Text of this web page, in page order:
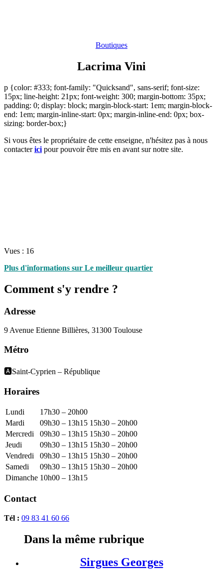
Boutiques
Lacrima Vini
p {color: #333; font-family: "Quicksand", sans-serif; font-size:
15px; line-height: 21px; font-weight: 300; margin-bottom: 35px;
padding: 0; display: block; margin-block-start: 1em; margin-block-
end: 1em; margin-inline-start: 0px; margin-inline-end: 0px; box-
sizing: border-box;}
Si vous êtes le propriétaire de cette enseigne, n'hésitez pas à nous
contacterici pour pouvoir être mis en avant sur notre site.
Vues : 16
Plus d'informations sur Le meilleur quartier
Comment s'y rendre ?
Adresse
9 Avenue Etienne Billières, 31300 Toulouse
Métro
🅰️Saint-Cyprien – République
Horaires
Lundi
17h30 – 20h00
Mardi
09h30 – 13h15 15h30 – 20h00
Mercredi
09h30 – 13h15 15h30 – 20h00
Jeudi
09h30 – 13h15 15h30 – 20h00
Vendredi
09h30 – 13h15 15h30 – 20h00
Samedi
09h30 – 13h15 15h30 – 20h00
Dimanche 10h00 – 13h15
Contact
Tél : 09 83 41 60 66
Dans la même rubrique
Sirgues Georges